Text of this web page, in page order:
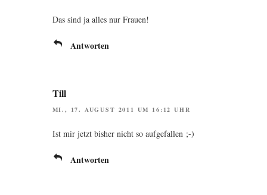
Das sind ja alles nur Frauen!
Antworten
Till
MI., 17. AUGUST 2011 UM 16:12 UHR
Ist mir jetzt bis­her nicht so aufgefallen ;-)
Antworten